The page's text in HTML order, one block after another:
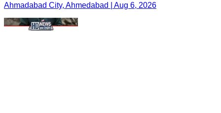
Ahmadabad City, Ahmedabad | Aug 6, 2026